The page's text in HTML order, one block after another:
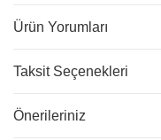
Ürün Yorumları
Taksit Seçenekleri
Önerileriniz